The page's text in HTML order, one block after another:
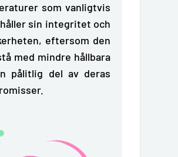
som vanligtvis
sin integritet och
eftersom den
med mindre hållbara
pålitlig del av deras